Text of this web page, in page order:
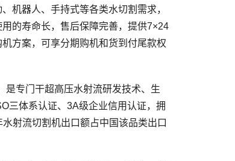
器人、手持式等各类水切割需求，
的寿命长，售后保障完善，提供7×24
方案，可享分期购机和货到付尾款权
专门干超高压水射流研发技术、生
三体系认证、3A级企业信用认证，拥
射流切割机出口额占中国该品类出口